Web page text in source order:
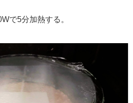
で5分加熱する。